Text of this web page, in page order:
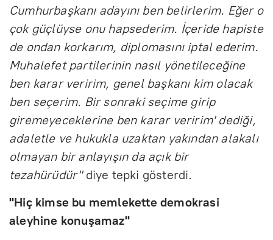
Cumhurbaşkanı adayını ben belirlerim. Eğer o
çok güçlüyse onu hapsederim. İçeride hapiste
de ondan korkarım, diplomasını iptal ederim.
Muhalefet partilerinin nasıl yönetileceğine
ben karar veririm, genel başkanı kim olacak
ben seçerim. Bir sonraki seçime girip
giremeyeceklerine ben karar veririm' dediği,
adaletle ve hukukla uzaktan yakından alakalı
olmayan bir anlayışın da açık bir
tezahürüdür"diye tepki gösterdi.
"Hiç kimse bu memlekette demokrasi
aleyhine konuşamaz"